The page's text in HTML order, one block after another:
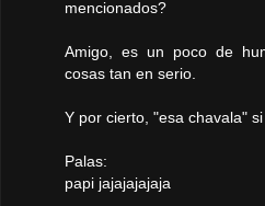
mencionados?
Amigo, es un poco de
cosas tan en serio.
Y por cierto, "esa chavala" si
Palas:
papi jajajajajaja